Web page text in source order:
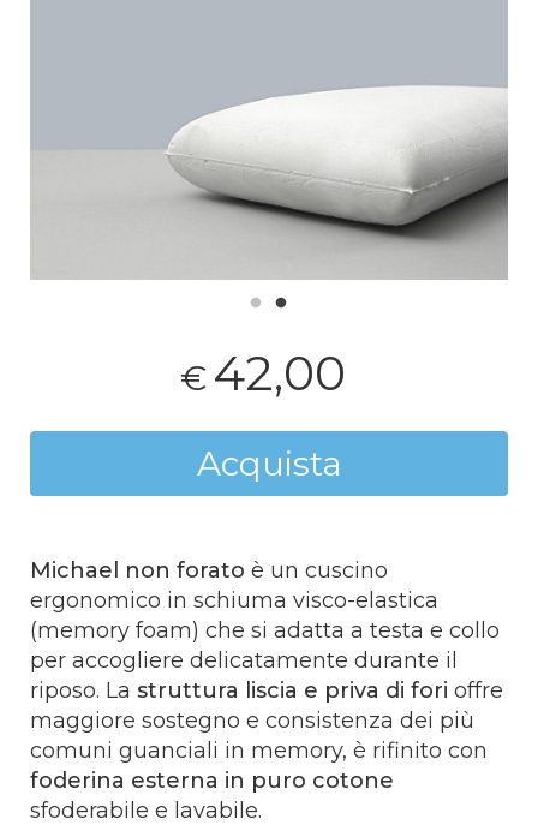
€ 42,00
Acquista
Michael non forato è un cuscino
ergonomico in schiuma visco-elastica
(memory foam) che si adatta a testa e collo
per accogliere delicatamente durante il
riposo. La struttura liscia e priva di fori offre
maggiore sostegno e consistenza dei più
comuni guanciali in memory, è rifinito con
foderina esterna in puro cotone
sfoderabile e lavabile.